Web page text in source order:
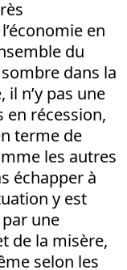
en
du
dans la
n’y pas une
en récession,
terme de
les autres
échapper à
y est
une
de la misère,
selon les